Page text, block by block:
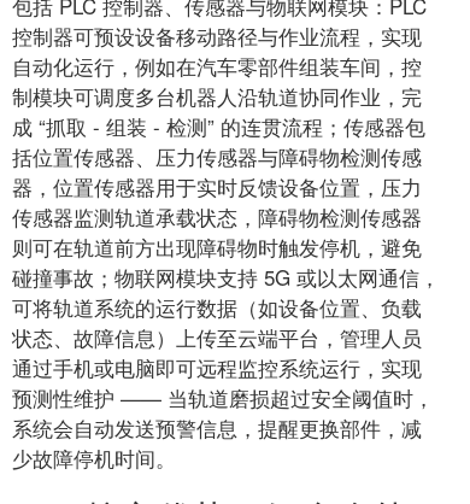
控制器可预设设备移动路径与作业流程，实现
自动化运行，例如在汽车零部件组装车间，控
制模块可调度多台机器人沿轨道协同作业，完
成 “抓取 - 组装 - 检测” 的连贯流程；传感器包
括位置传感器、压力传感器与障碍物检测传感
器，位置传感器用于实时反馈设备位置，压力
传感器监测轨道承载状态，障碍物检测传感器
则可在轨道前方出现障碍物时触发停机，避免
碰撞事故；物联网模块支持 5G 或以太网通信，
可将轨道系统的运行数据（如设备位置、负载
状态、故障信息）上传至云端平台，管理人员
通过手机或电脑即可远程监控系统运行，实现
预测性维护 —— 当轨道磨损超过安全阈值时，
系统会自动发送预警信息，提醒更换部件，减
少故障停机时间。